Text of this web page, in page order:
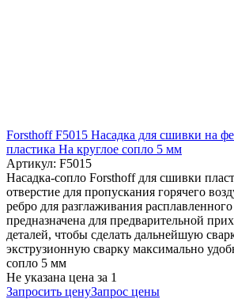
Forsthoff F5015 Насадка для сшивки на
пластика На круглое сопло 5 мм
Артикул: F5015
Насадка-сопло Forsthoff для сшивки
отверстие для пропускания горячего
ребро для разглаживания
предназначена для предварительной
деталей, чтобы сделать дальнейшую
экструзионную сварку максимально
сопло 5 мм
Не указана цена за 1
Запросить ценуЗапрос цены